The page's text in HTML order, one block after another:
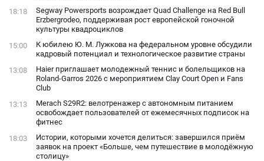
18:18
Segway Powersports возрождает Quad Challenge на Red Bull
Erzbergrodeo, поддерживая рост европейской гоночной
культуры квадроциклов
15:00
К юбилею Ю. М. Лужкова на федеральном уровне обсудили
кадровый потенциал и технологическое развитие страны
13:08
Haier приглашает молодежный теннис и болельщиков на
Roland-Garros 2026 с мероприятием Clay Court Open и Fans
Club
13:13
Merach S29R2: велотренажер с автономным питанием
освобождает пользователей от ежемесячных подписок на
фитнес
18:03
Истории, которыми хочется делиться: завершился приём
заявок на проект «Больше, чем путешествие в молодёжную
столицу»